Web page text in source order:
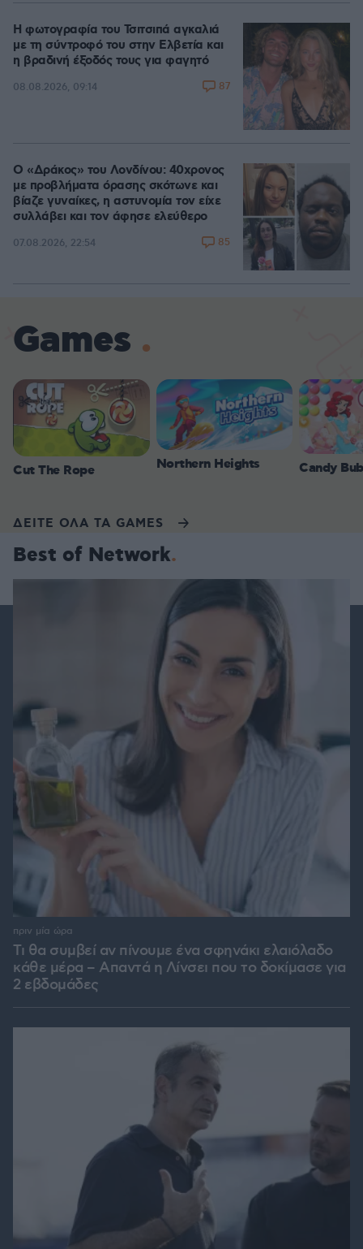
Η φωτογραφία του Τσιτσιπά αγκαλιά
με τη σύντροφό του στην Ελβετία και
η βραδινή έξοδός τους για φαγητό
08.08.2026, 09:14 87
Ο «Δράκος» του Λονδίνου: 40χρονος
με προβλήματα όρασης σκότωνε και
βίαζε γυναίκες, η αστυνομία τον είχε
συλλάβει και τον άφησε ελεύθερο
07.08.2026, 22:54 85
Games
Cut The Rope Northern Heights Candy
ΔΕΙΤΕ ΟΛΑ ΤΑ GAMES
Best of Network
Τι θα συμβεί αν πίνουμε ένα σφηνάκι ελαιόλαδο
κάθε μέρα – Απαντά η Λίνσει που το δοκίμασε για
2 εβδομάδες
πριν μία ώρα